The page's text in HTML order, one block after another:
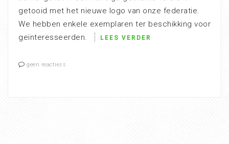
getooid met het nieuwe logo van onze federatie.
We hebben enkele exemplaren ter beschikking voor
geïnteresseerden.
LEES VERDER
geen reactiess